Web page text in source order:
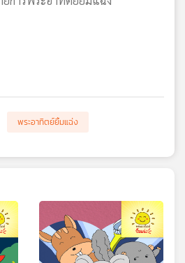
พระอาทิตย์ยิ้มแฉ่ง